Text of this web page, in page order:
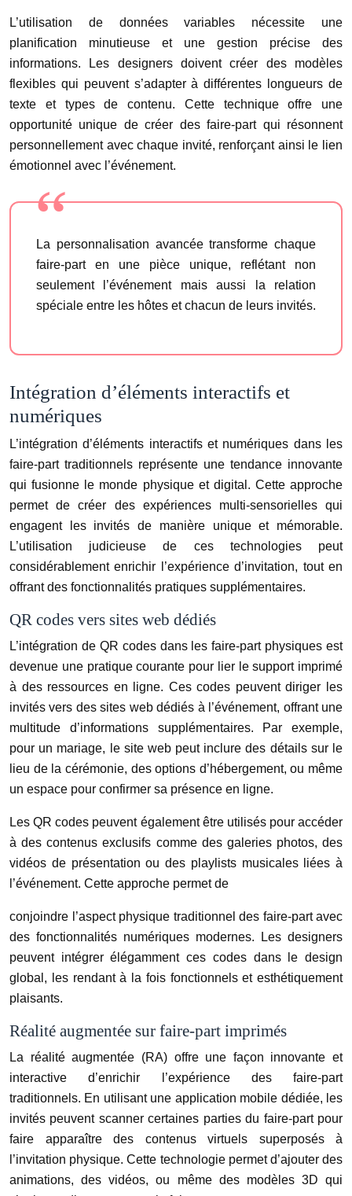
L’utilisation de données variables nécessite une
planification minutieuse et une gestion précise des
informations. Les designers doivent créer des modèles
flexibles qui peuvent s’adapter à différentes longueurs de
texte et types de contenu. Cette technique offre une
opportunité unique de créer des faire-part qui résonnent
personnellement avec chaque invité, renforçant ainsi le lien
émotionnel avec l’événement.
La personnalisation avancée transforme chaque
faire-part en une pièce unique, reflétant non
seulement l’événement mais aussi la relation
spéciale entre les hôtes et chacun de leurs invités.
Intégration d’éléments interactifs et
numériques
L’intégration d’éléments interactifs et numériques dans les
faire-part traditionnels représente une tendance innovante
qui fusionne le monde physique et digital. Cette approche
permet de créer des expériences multi-sensorielles qui
engagent les invités de manière unique et mémorable.
L’utilisation judicieuse de ces technologies peut
considérablement enrichir l’expérience d’invitation, tout en
offrant des fonctionnalités pratiques supplémentaires.
QR codes vers sites web dédiés
L’intégration de QR codes dans les faire-part physiques est
devenue une pratique courante pour lier le support imprimé
à des ressources en ligne. Ces codes peuvent diriger les
invités vers des sites web dédiés à l’événement, offrant une
multitude d’informations supplémentaires. Par exemple,
pour un mariage, le site web peut inclure des détails sur le
lieu de la cérémonie, des options d’hébergement, ou même
un espace pour confirmer sa présence en ligne.
Les QR codes peuvent également être utilisés pour accéder
à des contenus exclusifs comme des galeries photos, des
vidéos de présentation ou des playlists musicales liées à
l’événement. Cette approche permet de
conjoindre l’aspect physique traditionnel des faire-part avec
des fonctionnalités numériques modernes. Les designers
peuvent intégrer élégamment ces codes dans le design
global, les rendant à la fois fonctionnels et esthétiquement
plaisants.
Réalité augmentée sur faire-part imprimés
La réalité augmentée (RA) offre une façon innovante et
interactive d’enrichir l’expérience des faire-part
traditionnels. En utilisant une application mobile dédiée, les
invités peuvent scanner certaines parties du faire-part pour
faire apparaître des contenus virtuels superposés à
l’invitation physique. Cette technologie permet d’ajouter des
animations, des vidéos, ou même des modèles 3D qui